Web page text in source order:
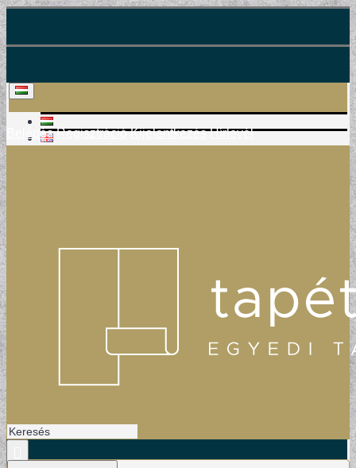
Belépés Regisztráció Kijelentkezés Hírlevél